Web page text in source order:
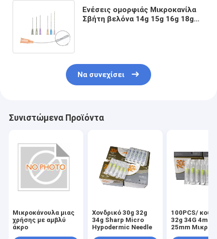
Ενέσεις ομορφιάς Μικροκανίλα
Σβήτη βελόνα 14g 15g 16g 18g
Να συνεχίσει
Συνιστώμενα Προϊόντα
Μικροκάνουλα μιας
χρήσης με αμβλύ
άκρο
Χονδρικό 30g 32g
34g Sharp Micro
Hypodermic Needle
100PCS/
32g 34G 4mm
25mm Μικρο-